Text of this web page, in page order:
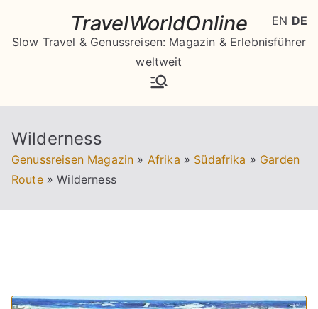
springen
TravelWorldOnline
Slow Travel & Genussreisen: Magazin & Erlebnisführer
weltweit
Wilderness
Genussreisen Magazin » Afrika » Südafrika » Garden
Route » Wilderness
EN DE